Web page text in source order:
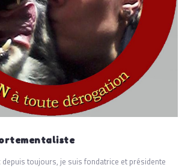
toujours, je suis fondatrice et présidente